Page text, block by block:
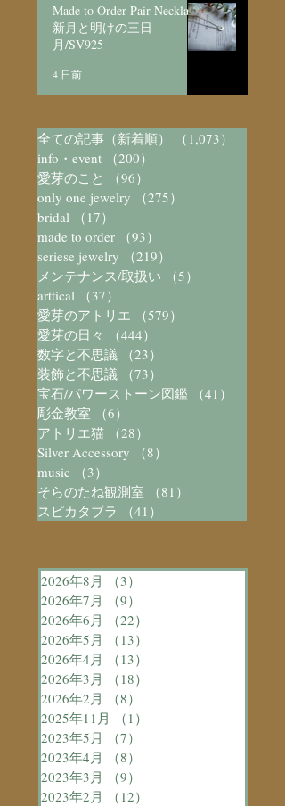
Made to Order Pair Necklace
新月と明けの三日
月/SV925
4 日前
全ての記事（新着順） （1,073）
info・event
（200）
愛芽のこと
（96）
only one jewelry
（275）
bridal
（17）
made to order
（93）
seriese jewelry
（219）
メンテナンス/取扱い
（5）
arttical
（37）
愛芽のアトリエ
（579）
愛芽の日々
（444）
数字と不思議
（23）
装飾と不思議
（73）
宝石/パワーストーン図鑑
（41）
彫金教室
（6）
アトリエ猫
（28）
Silver Accessory
（8）
music
（3）
そらのたね観測室
（81）
スピカタブラ
（41）
2026年8月 （3）
2026年7月
（9）
2026年6月
（22）
2026年5月
（13）
2026年4月
（13）
2026年3月
（18）
2026年2月
（8）
2025年11月
（1）
2023年5月
（7）
2023年4月
（8）
2023年3月
（9）
2023年2月
（12）